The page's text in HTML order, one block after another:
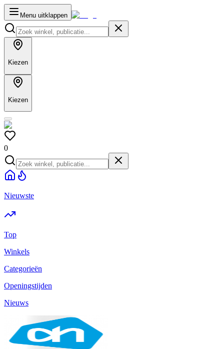
Menu uitklappen
Kiezen
Kiezen
0
Nieuwste
Top
Winkels
Categorieën
Openingstijden
Nieuws